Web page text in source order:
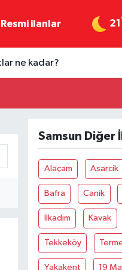
Resmi ilanlar 21
ne kadar?
Samsun Diğer
Alaçam Asarcik
Bafra Canik
İlkadim Kavak
Tekkeköy
Yakakent 19